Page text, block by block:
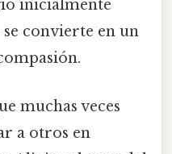
inicialmente
se convierte en un
muchas veces
a otros en